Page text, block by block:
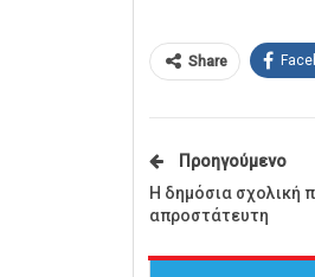
Share
Προηγούμενο
Η δημόσια σχολική
απροστάτευτη